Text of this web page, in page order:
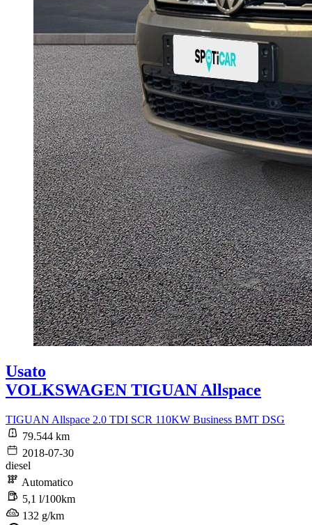
Usato
VOLKSWAGEN TIGUAN Allspace
TIGUAN Allspace 2.0 TDI SCR 110KW Business BMT DSG
79.544 km
2018-07-30
diesel
Automatico
5,1 l/100km
132 g/km